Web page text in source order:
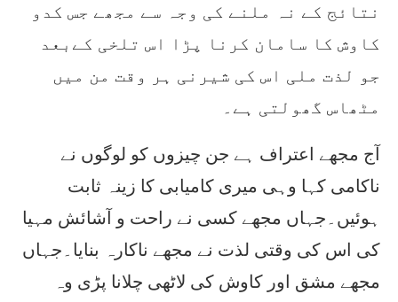
نتائج کے نہ ملنے کی وجہ سے مجھے جس کدو
کاوش کا سامان کرنا پڑا اس تلخی کےبعد
جو لذت ملی اس کی شیرنی ہر وقت من میں
مٹھاس گھولتی ہے۔
آج مجھے اعتراف ہے جن چیزوں کو لوگوں نے
ناکامی کہا وہی میری کامیابی کا زینہ ثابت
ہوئیں۔جہاں مجھے کسی نے راحت و آشائش مہیا
کی اس کی وقتی لذت نے مجھے ناکارہ بنایا۔جہاں
مجھے مشق اور کاوش کی لاٹھی چلانا پڑی وہ